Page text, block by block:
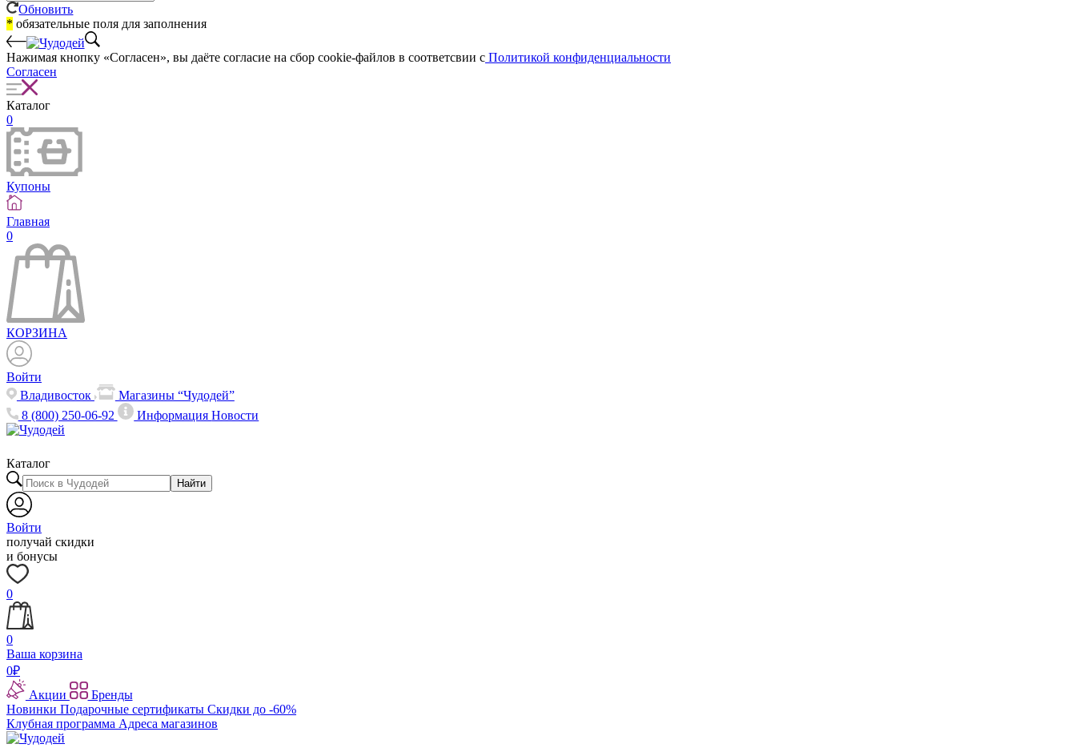
Обновить
* обязательные поля для заполнения
Нажимая кнопку «Согласен», вы даёте cогласие на сбор cookie-файлов в соответсвии с Политикой конфиденциальности
Согласен
Каталог
0
Купоны
Главная
0
КОРЗИНА
Войти
Владивосток
Магазины “Чудодей”
8 (800) 250-06-92
ИнформацияНовости
Каталог
Найти
Войти
получай скидки
и бонусы
0
0
Ваша корзина
0₽
Акции
Бренды
Новинки Подарочные сертификаты Скидки до -60%
Клубная программа Адреса магазинов